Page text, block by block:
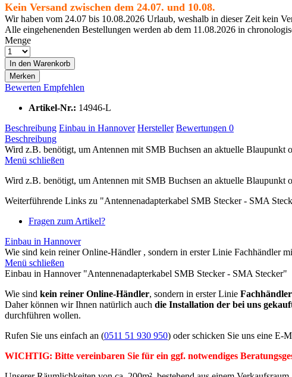
Kein Versand zwischen dem 24.07. und 10.08.
Wir haben vom 24.07 bis 10.08.2026 Urlaub, weshalb in dieser Zeit kein
Alle eingehenenden Bestellungen werden ab dem 11.08.2026 in
Menge
In den Warenkorb
Merken
Bewerten Empfehlen
Artikel-Nr.: 14946-L
Beschreibung Einbau in Hannover Hersteller Bewertungen 0
Beschreibung
Wird z.B. benötigt, um Antennen mit SMB Buchsen an aktuelle Blaupunkt
Menü schließen
Wird z.B. benötigt, um Antennen mit SMB Buchsen an aktuelle Blaupunkt
Weiterführende Links zu "Antennenadapterkabel SMB Stecker - SMA
Fragen zum Artikel?
Einbau in Hannover
Wie sind kein reiner Online-Händler , sondern in erster Linie Fachhändler
Menü schließen
Einbau in Hannover "Antennenadapterkabel SMB Stecker - SMA Stecker"
Wie sind kein reiner Online-Händler, sondern in erster Linie
Daher können wir Ihnen natürlich auch die Installation der bei uns
durchführen wollen.
Rufen Sie uns einfach an (0511 51 930 950) oder schicken Sie uns eine E-
WICHTIG: Bitte vereinbaren Sie für ein ggf. notwendiges